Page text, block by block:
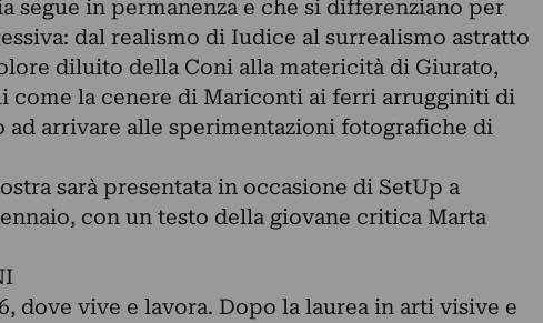
segue in permanenza e che si differenziano per
dal realismo di Iudice al surrealismo astratto
diluito della Coni alla matericità di Giurato,
come la cenere di Mariconti ai ferri arrugginiti di
ad arrivare alle sperimentazioni fotografiche di
sarà presentata in occasione di SetUp a
con un testo della giovane critica Marta
dove vive e lavora. Dopo la laurea in arti visive e